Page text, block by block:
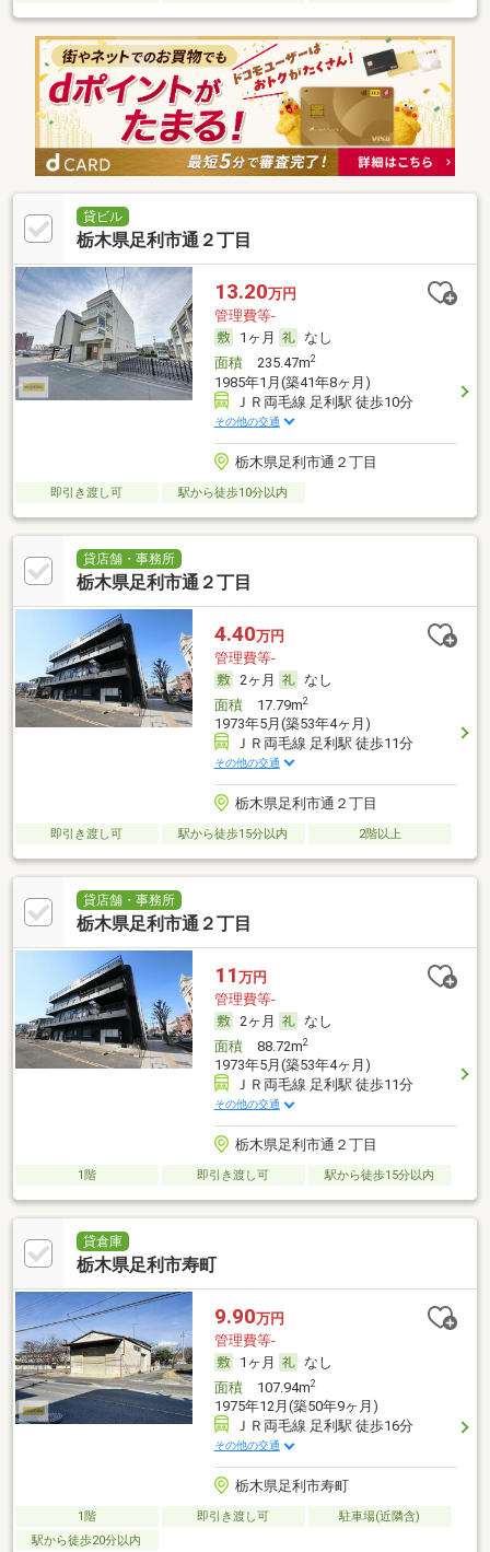
貸ビル
栃木県足利市通２丁目
13.20万円
管理費等-
1ヶ月
なし
面積235.47m2
1985年1月(築41年8ヶ月)
ＪＲ両毛線 足利駅 徒歩10分
その他の交通
栃木県足利市通２丁目
即引き渡し可 駅から徒歩10分以内
貸店舗・事務所
栃木県足利市通２丁目
4.40万円
管理費等-
2ヶ月
なし
面積17.79m2
1973年5月(築53年4ヶ月)
ＪＲ両毛線 足利駅 徒歩11分
その他の交通
栃木県足利市通２丁目
即引き渡し可 駅から徒歩15分以内 2階以上
貸店舗・事務所
栃木県足利市通２丁目
11 万円
管理費等-
2ヶ月
なし
面積88.72m2
1973年5月(築53年4ヶ月)
ＪＲ両毛線 足利駅 徒歩11分
その他の交通
栃木県足利市通２丁目
1階 即引き渡し可 駅から徒歩15分以内
貸倉庫
栃木県足利市寿町
9.90万円
管理費等-
1ヶ月
なし
面積107.94m2
1975年12月(築50年9ヶ月)
ＪＲ両毛線 足利駅 徒歩16分
その他の交通
栃木県足利市寿町
1階 即引き渡し可
駐車場(近隣含)
駅から徒歩20分以内